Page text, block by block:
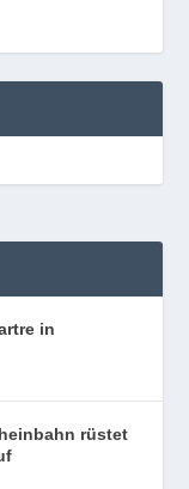
in
rüstet